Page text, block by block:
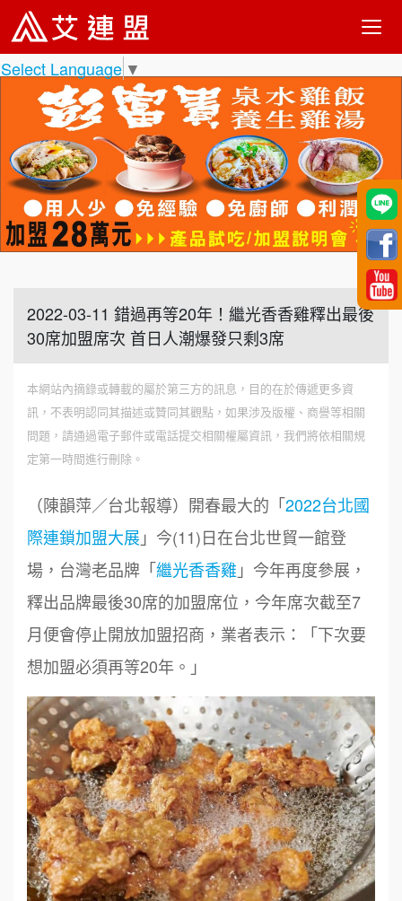
Select Language ▼
2022-03-11 錯過再等20年！繼光香香雞釋出最後
30席加盟席次 首日人潮爆發只剩3席
本網站內摘錄或轉載的屬於第三方的訊息，目的在於傳遞更多資
訊，不表明認同其描述或贊同其觀點，如果涉及版權、商譽等相關
問題，請通過電子郵件或電話提交相關權屬資訊，我們將依相關規
定第一時間進行刪除。
（陳韻萍／台北報導）開春最大的「2022台北國
際連鎖加盟大展 」今(11)日在台北世貿一館登
場，台灣老品牌「繼光香香雞 」今年再度參展，
釋出品牌最後30席的加盟席位，今年席次截至7
月便會停止開放加盟招商，業者表示：「下次要
想加盟必須再等20年。」